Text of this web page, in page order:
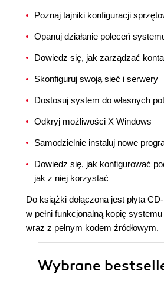
Poznaj tajniki konfiguracji
Opanuj działanie poleceń
Dowiedz się, jak zarządzać
Skonfiguruj swoją sieć i serwery
Dostosuj system do własnych
Odkryj możliwości X Windows
Samodzielnie instaluj nowe
Dowiedz się, jak konfigurować
jak z niej korzystać
Do książki dołączona jest płyta
w pełni funkcjonalną kopię
wraz z pełnym kodem źródłowym.
Wybrane